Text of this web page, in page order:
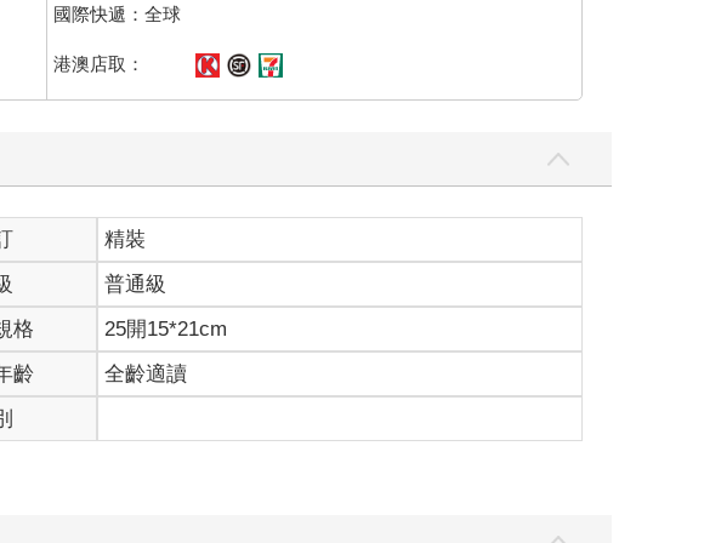
國際快遞：全球
港澳店取：
精裝
普通級
格
25開15*21cm
齡
全齡適讀